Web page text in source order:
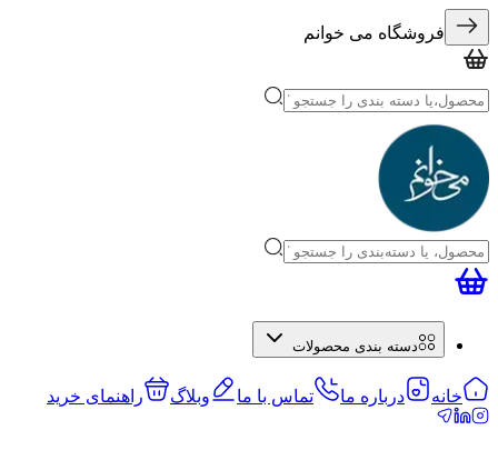
فروشگاه می خوانم
دسته بندی محصولات
خانه درباره ما تماس با ما وبلاگ راهنمای خرید